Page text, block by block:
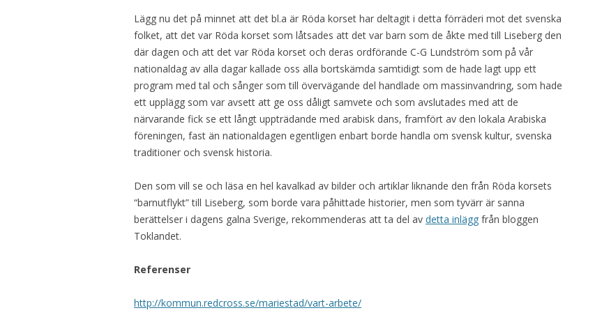
Lägg nu det på minnet att det bl.a är Röda korset har deltagit i detta förräderi mot det svenska
folket, att det var Röda korset som låtsades att det var barn som de åkte med till Liseberg den
där dagen och att det var Röda korset och deras ordförande C-G Lundström som på vår
nationaldag av alla dagar kallade oss alla bortskämda samtidigt som de hade lagt upp ett
program med tal och sånger som till övervägande del handlade om massinvandring, som hade
ett upplägg som var avsett att ge oss dåligt samvete och som avslutades med att de
närvarande fick se ett långt uppträdande med arabisk dans, framfört av den lokala Arabiska
föreningen, fast än nationaldagen egentligen enbart borde handla om svensk kultur, svenska
traditioner och svensk historia.
Den som vill se och läsa en hel kavalkad av bilder och artiklar liknande den från Röda korsets
“barnutflykt” till Liseberg, som borde vara påhittade historier, men som tyvärr är sanna
berättelser i dagens galna Sverige, rekommenderas att ta del av detta inlägg från bloggen
Toklandet.
Referenser
http://kommun.redcross.se/mariestad/vart-arbete/